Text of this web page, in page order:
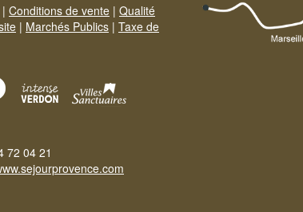
| Conditions de vente | Qualité
| Marchés Publics | Taxe de
72 04 21